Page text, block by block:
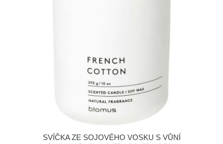
SVÍČKA ZE SOJOVÉHO VOSKU S VŮNÍ